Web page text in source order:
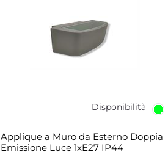
Disponibilità
Applique a Muro da Esterno Doppia
Emissione Luce 1xE27 IP44